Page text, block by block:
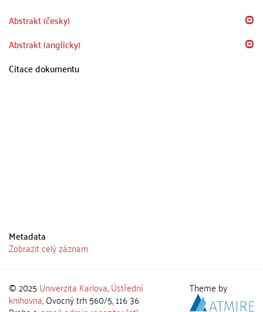
Abstrakt (česky)
Abstrakt (anglicky)
Citace dokumentu
Metadata
Zobrazit celý záznam
© 2025 Univerzita Karlova,Ústřední
knihovna, Ovocný trh 560/5, 116 36
Theme by